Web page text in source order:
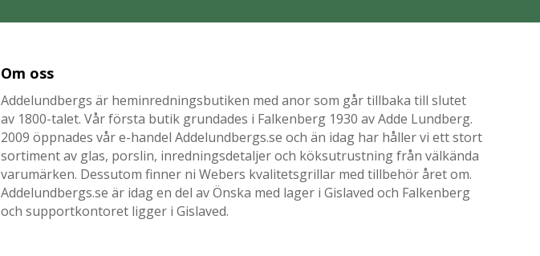
Om oss
Addelundbergs är heminredningsbutiken med anor som går tillbaka till slutet
av 1800-talet. Vår första butik grundades i Falkenberg 1930 av Adde Lundberg.
2009 öppnades vår e-handel Addelundbergs.se och än idag har håller vi ett stort
sortiment av glas, porslin, inredningsdetaljer och köksutrustning från välkända
varumärken. Dessutom finner ni Webers kvalitetsgrillar med tillbehör året om.
Addelundbergs.se är idag en del av Önska med lager i Gislaved och Falkenberg
och supportkontoret ligger i Gislaved.